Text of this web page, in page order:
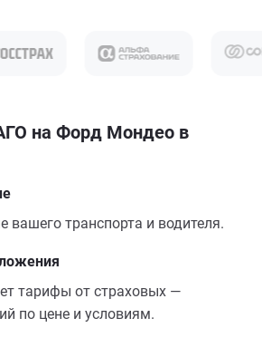
на Форд Мондео в
вашего транспорта и водителя.
тарифы от страховых —
по цене и условиям.